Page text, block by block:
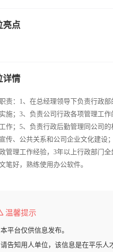
亮点
详情
责：1、在总经理领导下负责行政
施；3、负责公司行政各项管理工
作；5、负责行政后勤管理同公司
传、公共关系和公司企业文化建设
政管理工作经验，3年以上行政部门
笔好，熟练使用办公软件。
温馨提示
平台仅供信息发布。
告知用人单位，该信息是在平乐人